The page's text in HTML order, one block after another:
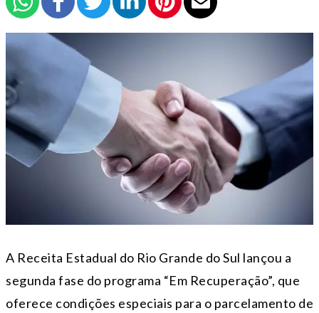
A Receita Estadual do Rio Grande do Sul lançou a
segunda fase do programa “Em Recuperação”, que
oferece condições especiais para o parcelamento de